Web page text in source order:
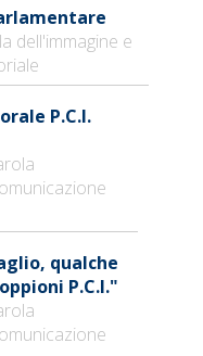
dell'immagine e
P.C.I.
qualche
P.C.I."